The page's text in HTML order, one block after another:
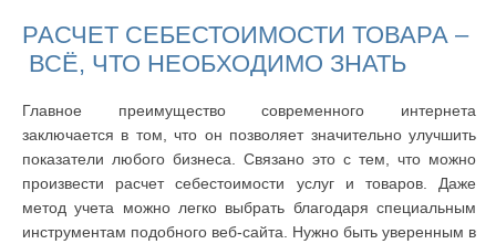
РАСЧЕТ СЕБЕСТОИМОСТИ ТОВАРА –
ВСЁ, ЧТО НЕОБХОДИМО ЗНАТЬ
Главное преимущество современного интернета
заключается в том, что он позволяет значительно улучшить
показатели любого бизнеса. Связано это с тем, что можно
произвести расчет себестоимости услуг и товаров. Даже
метод учета можно легко выбрать благодаря специальным
инструментам подобного веб-сайта. Нужно быть уверенным в